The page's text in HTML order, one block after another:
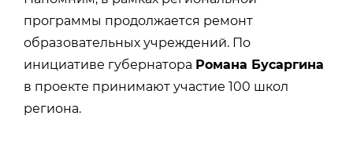
программы продолжается ремонт
образовательных учреждений. По
инициативе губернатора Романа Бусаргина
в проекте принимают участие 100 школ
региона.